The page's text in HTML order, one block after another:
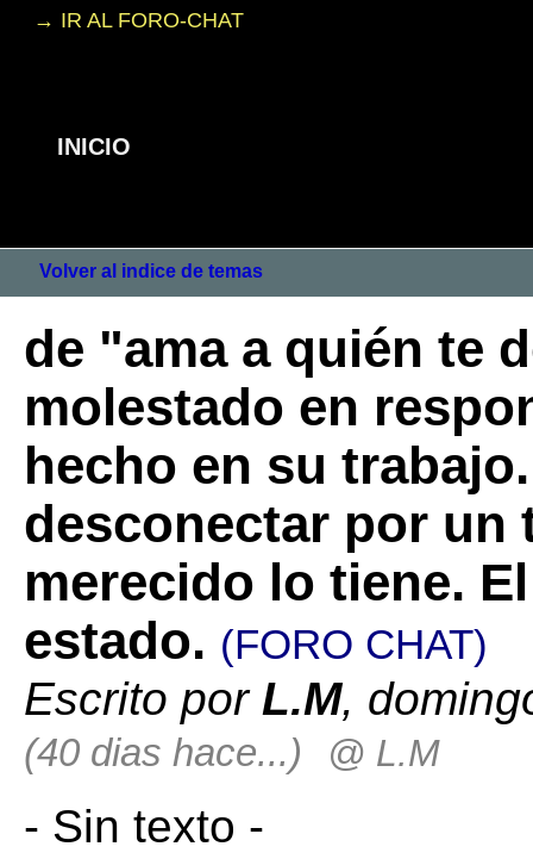
→ IR AL FORO-CHAT
INICIO
Volver al indice de temas
de "ama a quién te
molestado en
hecho en su
desconectar por un
merecido lo tiene.
estado. (FORO CHAT)
Escrito por L.M,
(40 dias hace...) @ L.M
- Sin texto -